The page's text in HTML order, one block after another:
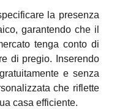
la presenza
garantendo che il
tenga conto di
di pregio. Inserendo
e senza
che riflette
casa efficiente.